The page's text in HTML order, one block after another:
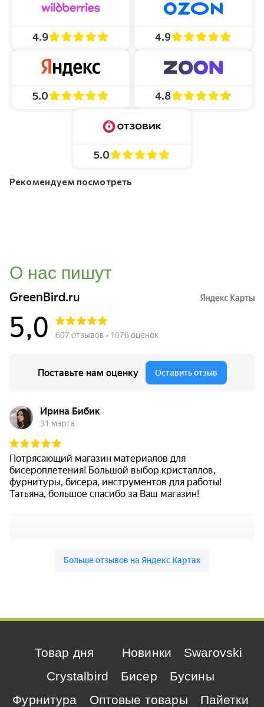
4.9 4.9
5.0 4.8
5.0
Рекомендуем посмотреть
О нас пишут
Товар дня Новинки
Swarovski
Crystalbird
Бисер
Бусины
Фурнитура
Оптовые товары
Пайетки